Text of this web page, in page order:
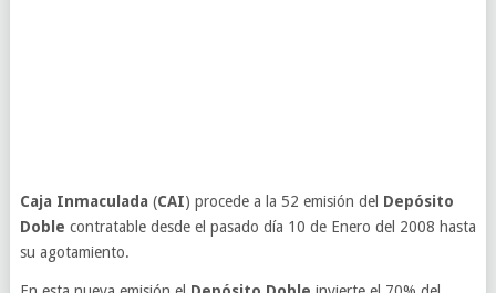
Caja Inmaculada (CAI) procede a la 52 emisión del Depósito
Doble contratable desde el pasado día 10 de Enero del 2008 hasta
su agotamiento.